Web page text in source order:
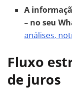
A
– no seu
análises,
Fluxo
de juros